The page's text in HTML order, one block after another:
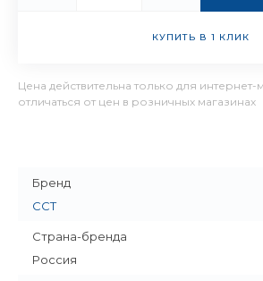
КУПИТЬ В 1 КЛИК
Цена действительна только для
отличаться от цен в розничных магазинах
Бренд
ССТ
Страна-бренда
Россия